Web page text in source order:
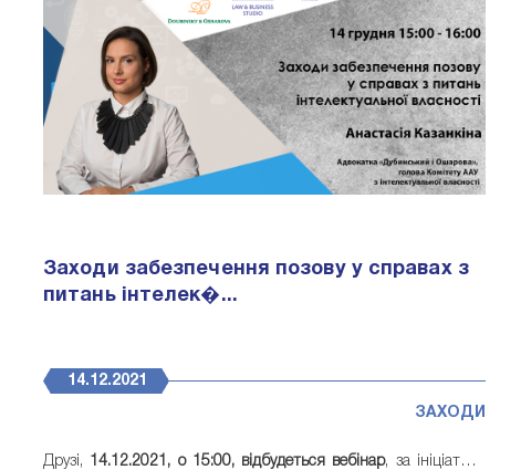
Заходи забезпечення позову у справах з
питань інтелек�...
14.12.2021
ЗАХОДИ
Друзі, 14.12.2021, о 15:00, відбудеться вебінар, за ініціативи